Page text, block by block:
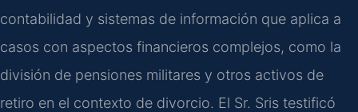
contabilidad y sistemas de información que aplica a
casos con aspectos financieros complejos, como la
división de pensiones militares y otros activos de
retiro en el contexto de divorcio. El Sr. Sris testificó